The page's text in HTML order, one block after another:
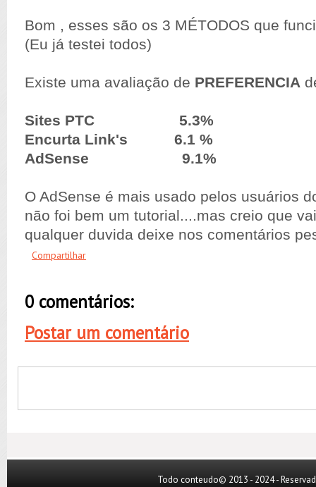
Bom , esses são os 3 MÉTODOS que
(Eu já testei todos)
Existe uma avaliação de PREFERENCIA
Sites PTC 5.3%
Encurta Link's 6.1 %
AdSense 9.1%
O AdSense é mais usado pelos usuários
não foi bem um tutorial....mas creio que
qualquer duvida deixe nos comentários
Compartilhar
0 comentários:
Postar um comentário
Todo conteudo© 2013 - 2024 -